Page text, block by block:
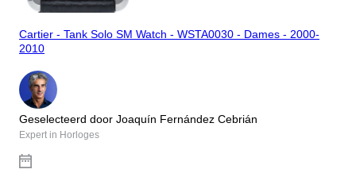
Cartier - Tank Solo SM Watch - WSTA0030 - Dames - 2000-
2010
Geselecteerd door Joaquín Fernández Cebrián
Expert in Horloges